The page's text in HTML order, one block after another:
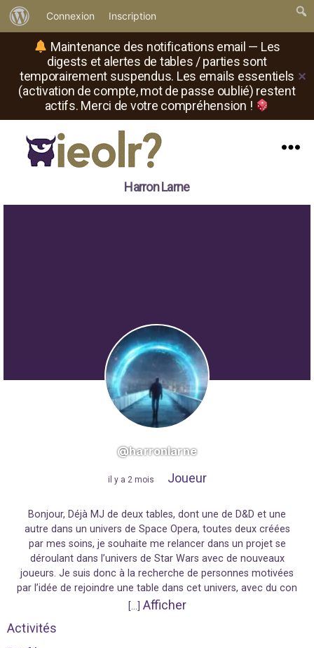
Maintenance des notifications email — Les
digests et alertes de tables / parties sont
temporairement suspendus. Les emails essentiels
(activation de compte, mot de passe oublié) restent
actifs. Merci de votre compréhension !
✕
propos
de
WordPress
Connexion Inscription
où
Harron Larne
@harronlarne
il y a 2 mois Joueur
Bonjour, Déjà MJ de deux tables, dont une de D&D et une
autre dans un univers de Space Opera, toutes deux créées
par mes soins, je souhaite me relancer dans un projet se
déroulant dans l’univers de Star Wars avec de nouveaux
joueurs. Je suis donc à la recherche de personnes motivées
par l’idée de rejoindre une table dans cet univers, avec du con
[…] Afficher
Activités